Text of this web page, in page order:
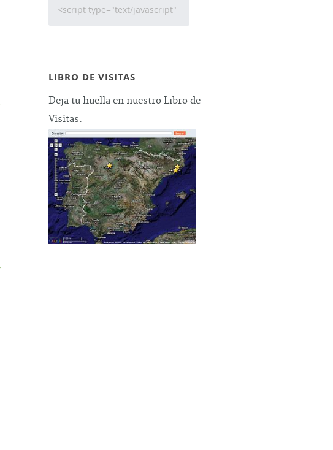
LIBRO DE VISITAS
Deja tu huella en nuestro Libro de
Visitas.